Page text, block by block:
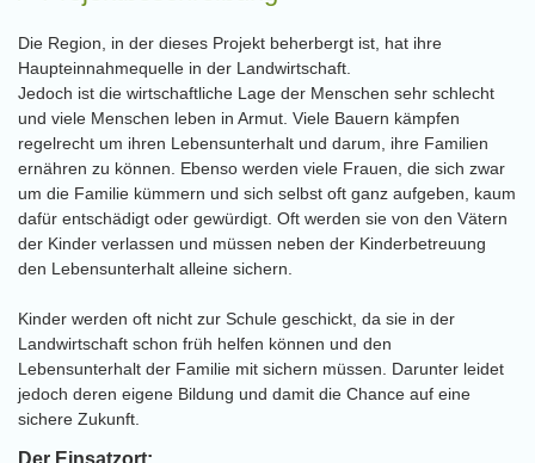
Die Region, in der dieses Projekt beherbergt ist, hat ihre
Haupteinnahmequelle in der Landwirtschaft.
Jedoch ist die wirtschaftliche Lage der Menschen sehr schlecht
und viele Menschen leben in Armut. Viele Bauern kämpfen
regelrecht um ihren Lebensunterhalt und darum, ihre Familien
ernähren zu können. Ebenso werden viele Frauen, die sich zwar
um die Familie kümmern und sich selbst oft ganz aufgeben, kaum
dafür entschädigt oder gewürdigt. Oft werden sie von den Vätern
der Kinder verlassen und müssen neben der Kinderbetreuung
den Lebensunterhalt alleine sichern.
Kinder werden oft nicht zur Schule geschickt, da sie in der
Landwirtschaft schon früh helfen können und den
Lebensunterhalt der Familie mit sichern müssen. Darunter leidet
jedoch deren eigene Bildung und damit die Chance auf eine
sichere Zukunft.
Der Einsatzort: